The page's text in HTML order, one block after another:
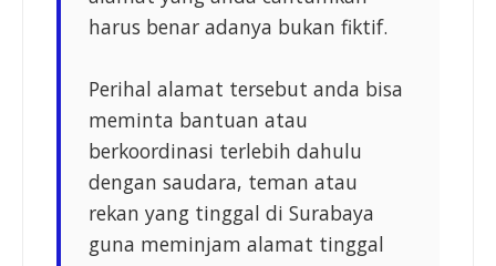
harus benar adanya bukan fiktif.
Perihal alamat tersebut anda bisa
meminta bantuan atau
berkoordinasi terlebih dahulu
dengan saudara, teman atau
rekan yang tinggal di Surabaya
guna meminjam alamat tinggal